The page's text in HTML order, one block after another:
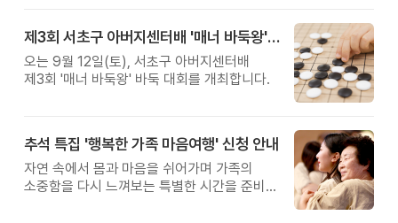
제3회 서초구 아버지센터배 '매너 바둑왕' 대회
오는 9월 12일(토), 서초구 아버지센터배
제3회 '매너 바둑왕' 바둑 대회를 개최합니다.
추석 특집 '행복한 가족 마음여행' 신청 안내
자연 속에서 몸과 마음을 쉬어가며 가족의
소중함을 다시 느껴보는 특별한 시간을 준비해